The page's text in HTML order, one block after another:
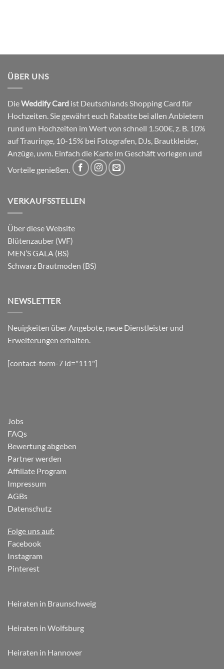
ÜBER UNS
DieWeddify Card ist Deutschlands Shopping Card für
Hochzeiten. Sie gewährt euch Rabatte bei allen Anbietern
rund um Hochzeiten im Wert von schnell 1.500€, z. B. 10%
auf Trauringe, 10-15% bei Fotografen, DJs, Brautkleider,
Anzüge, uvm. Einfach die Karte im Geschäft vorlegen und
Vorteile genießen.
VERKAUFSSTELLEN
Über diese Website
Blütenzauber (WF)
MEN’S GALA (BS)
Schwarz Brautmoden (BS)
NEWSLETTER
Neuigkeiten über Angebote, neue Dienstleister und
Erweiterungen erhalten.
[contact-form-7 id="111"]
Jobs
FAQs
Bewertung abgeben
Partner werden
Affiliate Program
Impressum
AGBs
Datenschutz
Folge uns auf:
Facebook
Instagram
Pinterest
Heiraten in Braunschweig
Heiraten in Wolfsburg
Heiraten in Hannover